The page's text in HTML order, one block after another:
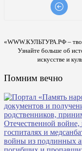
«WWW.КУЛЬТУРА.РФ –
Узнайте больше об
искусстве и
Помним вечно